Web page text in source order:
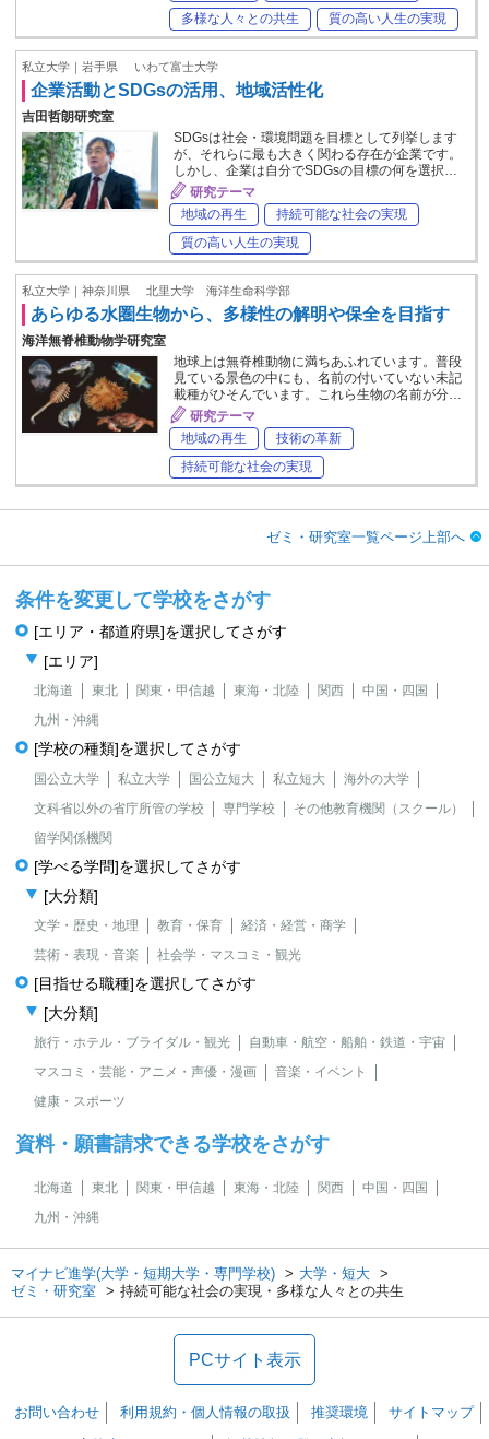
多様な人々との共生
質の高い人生の実現
私立大学｜岩手県 いわて富士大学
企業活動とSDGsの活用、地域活性化
吉田哲朗研究室
SDGsは社会・環境問題を目標として列挙します
が、それらに最も大きく関わる存在が企業です。
しかし、企業は自分でSDGsの目標の何を選択…
研究テーマ
地域の再生
持続可能な社会の実現
質の高い人生の実現
私立大学｜神奈川県 北里大学 海洋生命科学部
あらゆる水圏生物から、多様性の解明や保全を目指す
海洋無脊椎動物学研究室
地球上は無脊椎動物に満ちあふれています。普段
見ている景色の中にも、名前の付いていない未記
載種がひそんでいます。これら生物の名前が分…
研究テーマ
地域の再生
技術の革新
持続可能な社会の実現
ゼミ・研究室一覧ページ上部へ
条件を変更して学校をさがす
[エリア・都道府県]を選択してさがす
[エリア]
北海道 東北 関東・甲信越 東海・北陸 関西
中国・四国
九州・沖縄
[学校の種類]を選択してさがす
国公立大学 私立大学 国公立短大 私立短大
海外の大学
文科省以外の省庁所管の学校
専門学校
その他教育機関（スクール）
留学関係機関
[学べる学問]を選択してさがす
[大分類]
文学・歴史・地理 教育・保育
経済・経営・商学
芸術・表現・音楽
社会学・マスコミ・観光
[目指せる職種]を選択してさがす
[大分類]
旅行・ホテル・ブライダル・観光
自動車・航空・船舶・鉄道・宇宙
マスコミ・芸能・アニメ・声優・漫画
音楽・イベント
健康・スポーツ
資料・願書請求できる学校をさがす
北海道 東北 関東・甲信越 東海・北陸 関西
中国・四国
九州・沖縄
マイナビ進学(大学・短期大学・専門学校)
大学・短大
ゼミ・研究室
持続可能な社会の実現・多様な人々との共生
PCサイト表示
お問い合わせ 利用規約・個人情報の取扱 推奨環境
サイトマップ